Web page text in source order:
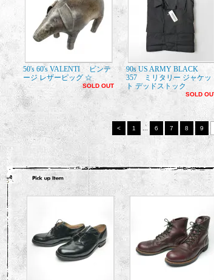
50's 60's VALENTI ビンテ
ージ レザーピッグ ☆
SOLD OUT
90s US ARMY BLACK
357 ミリタリー ジャケッ
ト デッドストック
SOLD
< 1 ... 6 7 8 9